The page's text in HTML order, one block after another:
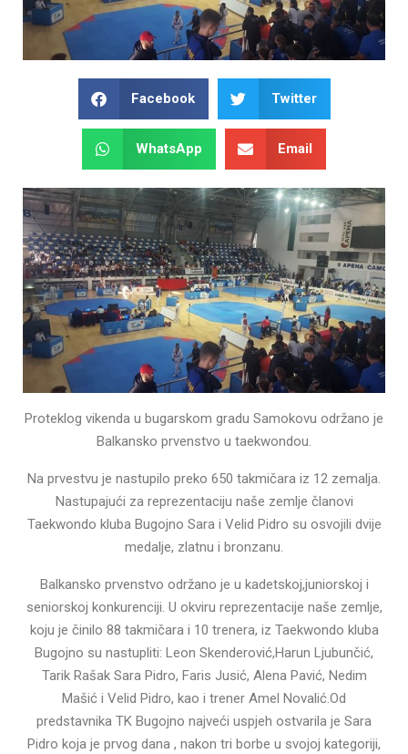
Facebook Twitter
WhatsApp Email
Proteklog vikenda u bugarskom gradu Samokovu održano je
Balkansko prvenstvo u taekwondou.
Na prvestvu je nastupilo preko 650 takmičara iz 12 zemalja.
Nastupajući za reprezentaciju naše zemlje članovi
Taekwondo kluba Bugojno Sara i Velid Pidro su osvojili dvije
medalje, zlatnu i bronzanu.
Balkansko prvenstvo održano je u kadetskoj,juniorskoj i
seniorskoj konkurenciji. U okviru reprezentacije naše zemlje,
koju je činilo 88 takmičara i 10 trenera, iz Taekwondo kluba
Bugojno su nastupliti: Leon Skenderović,Harun Ljubunčić,
Tarik Rašak Sara Pidro, Faris Jusić, Alena Pavić, Nedim
Mašić i Velid Pidro, kao i trener Amel Novalić.Od
predstavnika TK Bugojno najveći uspjeh ostvarila je Sara
Pidro koja je prvog dana , nakon tri borbe u svojoj kategoriji,